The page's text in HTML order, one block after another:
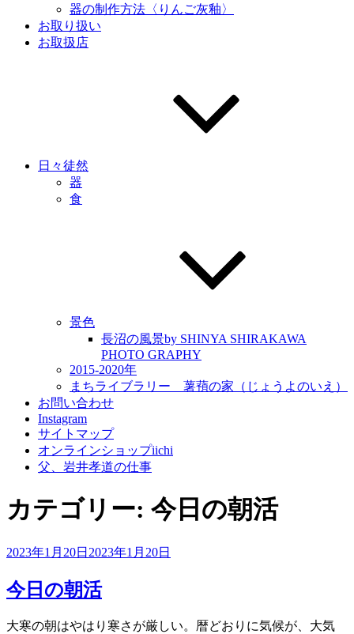
器の制作方法〈りんご灰釉〉
お取り扱い
お取扱店
日々徒然
器
食
景色
長沼の風景by SHINYA SHIRAKAWA
PHOTO GRAPHY
2015-2020年
まちライブラリー 薯蕷の家（じょうよのいえ）
お問い合わせ
Instagram
サイトマップ
オンラインショップiichi
父、岩井孝道の仕事
カテゴリー: 今日の朝活
投
日:
2023年1月20日 2023年1月20日
今日の朝活
大寒の朝はやはり寒さが厳しい。暦どおりに気候が、大気